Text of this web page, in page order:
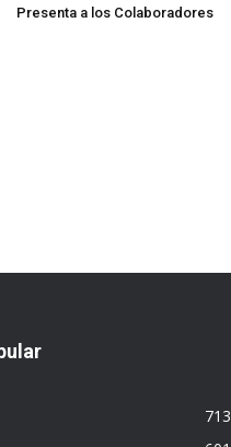
Presenta a los Colaboradores
713